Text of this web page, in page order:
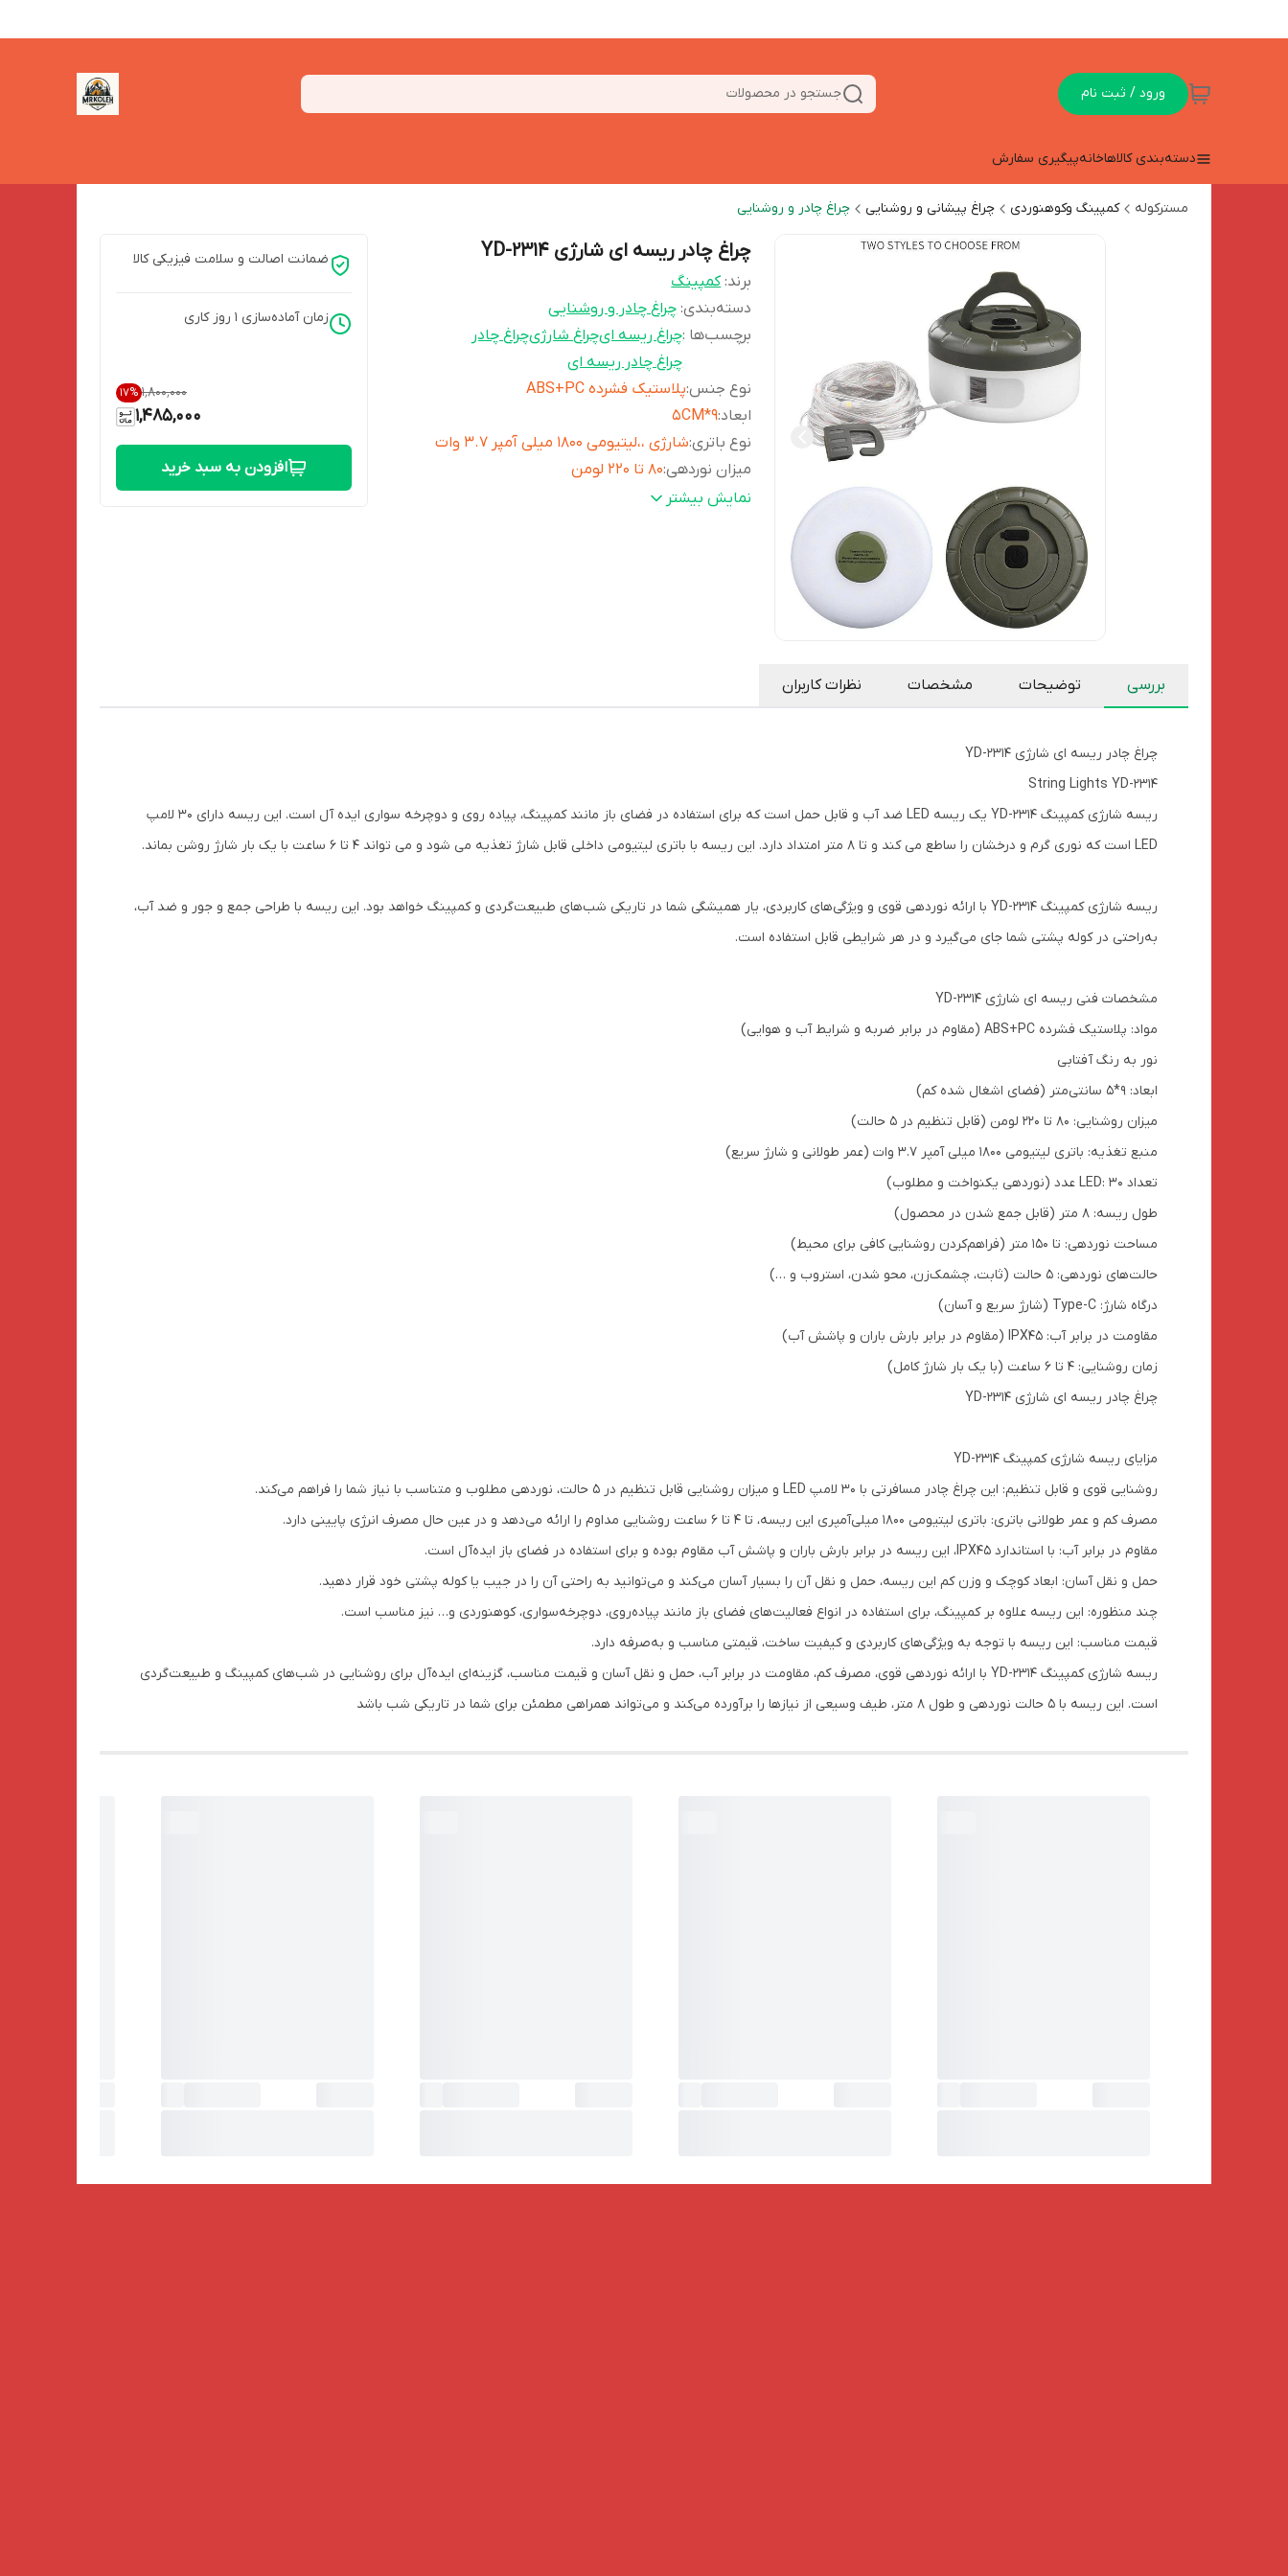
ورود / ثبت نام جستجو در محصولات
دسته‌بندی کالاهاخانهپیگیری سفارش
مسترکوله کمپینگ وکوهنوردی چراغ پیشانی و روشنایی چراغ چادر و روشنایی
چراغ چادر ریسه ای شارژی YD-2314
برند: کمپینگ
دسته‌بندی:چراغ چادر و روشنایی
برچسب‌ها :چراغ ریسه ایچراغ شارژیچراغ چادر
چراغ چادر ریسه ای
نوع جنس:پلاستیک فشرده ABS+PC
ابعاد:
9*5CM
نوع باتری:شارژی ،،لیتیومی 1800 میلی آمپر 3.7 وات
میزان نوردهی:80 تا 220 لومن
تعداد لامپ:30عدد LEDنمایش بیشتر
ضمانت اصالت و سلامت فیزیکی کالا
زمان آماده‌سازی 1 روز کاری
۱٬۸۰۰٬۰۰۰ 17%
1,485,000
افزودن به سبد خرید
بررسی توضیحات مشخصات نظرات کاربران
چراغ چادر ریسه ای شارژی YD-2314
String Lights YD-2314
ریسه شارژی کمپینگ YD-2314 یک ریسه LED ضد آب و قابل حمل است که برای استفاده در فضای باز مانند کمپینگ، پیاده روی و دوچرخه سواری ایده آل است. این ریسه دارای 30 لامپ
LED است که نوری گرم و درخشان را ساطع می کند و تا 8 متر امتداد دارد. این ریسه با باتری لیتیومی داخلی قابل شارژ تغذیه می شود و می تواند 4 تا 6 ساعت با یک بار شارژ روشن بماند.
ریسه شارژی کمپینگ YD-2314 با ارائه نوردهی قوی و ویژگی‌های کاربردی، یار همیشگی شما در تاریکی شب‌های طبیعت‌گردی و کمپینگ خواهد بود. این ریسه با طراحی جمع و جور و ضد آب،
به‌راحتی در کوله پشتی شما جای می‌گیرد و در هر شرایطی قابل استفاده است.
مشخصات فنی ریسه ای شارژی YD-2314
مواد: پلاستیک فشرده ABS+PC (مقاوم در برابر ضربه و شرایط آب و هوایی)
نور به رنگ آفتابی
ابعاد: 9*5 سانتی‌متر (فضای اشغال شده کم)
میزان روشنایی: 80 تا 220 لومن (قابل تنظیم در 5 حالت)
منبع تغذیه: باتری لیتیومی 1800 میلی آمپر 3.7 وات (عمر طولانی و شارژ سریع)
تعداد LED: 30 عدد (نوردهی یکنواخت و مطلوب)
طول ریسه: 8 متر (قابل جمع شدن در محصول)
مساحت نوردهی: تا 150 متر (فراهم‌کردن روشنایی کافی برای محیط)
حالت‌های نوردهی: 5 حالت (ثابت، چشمک‌زن، محو شدن، استروب و …)
درگاه شارژ: Type-C (شارژ سریع و آسان)
مقاومت در برابر آب: IPX45 (مقاوم در برابر بارش باران و پاشش آب)
زمان روشنایی: 4 تا 6 ساعت (با یک بار شارژ کامل)
چراغ چادر ریسه ای شارژی YD-2314
مزایای ریسه شارژی کمپینگ YD-2314
روشنایی قوی و قابل تنظیم: این چراغ چادر مسافرتی با 30 لامپ LED و میزان روشنایی قابل تنظیم در 5 حالت، نوردهی مطلوب و متناسب با نیاز شما را فراهم می‌کند.
مصرف کم و عمر طولانی باتری: باتری لیتیومی 1800 میلی‌آمپری این ریسه، تا 4 تا 6 ساعت روشنایی مداوم را ارائه می‌دهد و در عین حال مصرف انرژی پایینی دارد.
مقاوم در برابر آب: با استاندارد IPX45، این ریسه در برابر بارش باران و پاشش آب مقاوم بوده و برای استفاده در فضای باز ایده‌آل است.
حمل و نقل آسان: ابعاد کوچک و وزن کم این ریسه، حمل و نقل آن را بسیار آسان می‌کند و می‌توانید به راحتی آن را در جیب یا کوله پشتی خود قرار دهید.
چند منظوره: این ریسه علاوه بر کمپینگ، برای استفاده در انواع فعالیت‌های فضای باز مانند پیاده‌روی، دوچرخه‌سواری، کوهنوردی و… نیز مناسب است.
قیمت مناسب: این ریسه با توجه به ویژگی‌های کاربردی و کیفیت ساخت، قیمتی مناسب و به‌صرفه دارد.
ریسه شارژی کمپینگ YD-2314 با ارائه نوردهی قوی، مصرف کم، مقاومت در برابر آب، حمل و نقل آسان و قیمت مناسب، گزینه‌ای ایده‌آل برای روشنایی در شب‌های کمپینگ و طبیعت‌گردی
است. این ریسه با 5 حالت نوردهی و طول 8 متر، طیف وسیعی از نیازها را برآورده می‌کند و می‌تواند همراهی مطمئن برای شما در تاریکی شب باشد